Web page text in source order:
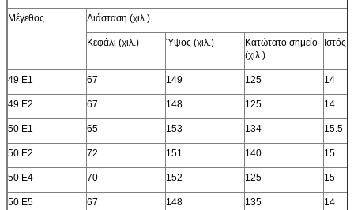
Μέγεθος Διάσταση (χιλ.)
Κεφάλι (χιλ.) Ύψος (χιλ.)
Κατώτατο σημείο
(χιλ.)
Ιστός
49 E1 67 149 125 14
49 E2 67 148 125 14
50 E1 65 153 134 15.5
50 E2 72 151 140 15
50 E4 70 152 125 15
50 E5 67 148 135 14